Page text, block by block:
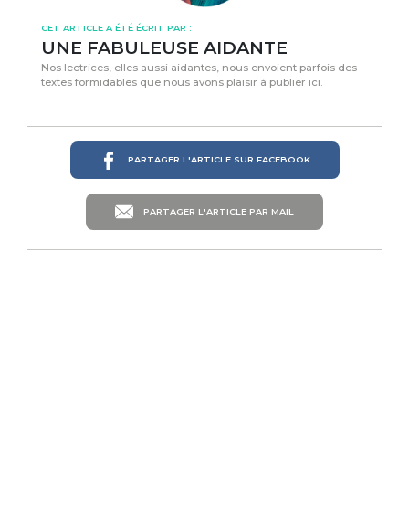
CET ARTICLE A ÉTÉ ÉCRIT PAR :
UNE FABULEUSE AIDANTE
Nos lectrices, elles aussi aidantes, nous envoient parfois des
textes formidables que nous avons plaisir à publier ici.
PARTAGER L'ARTICLE SUR FACEBOOK
PARTAGER L'ARTICLE PAR MAIL